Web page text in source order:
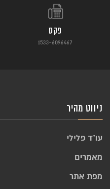
פקס
1533-6096467
ניווט מהיר
עו”ד פלילי
מאמרים
מפת אתר